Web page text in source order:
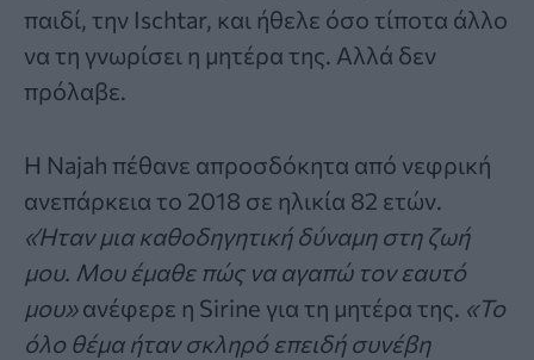
παιδί, την Ischtar, και ήθελε όσο τίποτα άλλο
να τη γνωρίσει η μητέρα της. Αλλά δεν
πρόλαβε.
Η Najah πέθανε απροσδόκητα από νεφρική
ανεπάρκεια το 2018 σε ηλικία 82 ετών.
«Ήταν μια καθοδηγητική δύναμη στη ζωή
μου. Μου έμαθε πώς να αγαπώ τον εαυτό
μου»ανέφερε η Sirine για τη μητέρα της. «Το
όλο θέμα ήταν σκληρό επειδή συνέβη